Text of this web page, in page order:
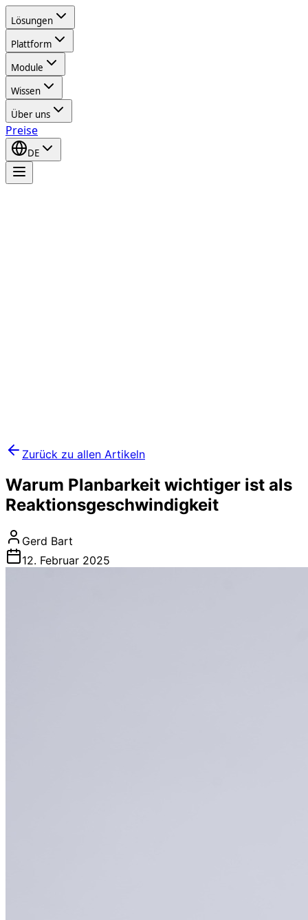
Lösungen
Plattform
Module
Wissen
Über uns
Preise
DE
Zurück zu allen Artikeln
Warum Planbarkeit wichtiger ist als
Reaktionsgeschwindigkeit
Gerd Bart
12. Februar 2025